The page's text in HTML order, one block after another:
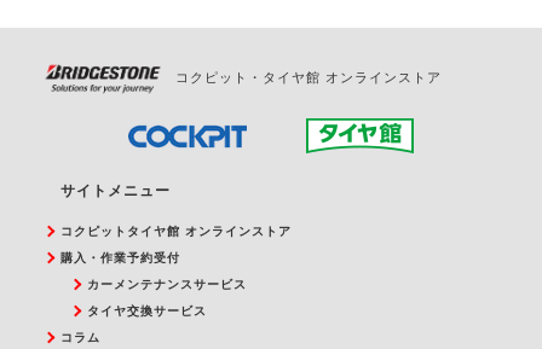
コクピット・タイヤ館 オンラインストア
サイトメニュー
コクピットタイヤ館 オンラインストア
購入・作業予約受付
カーメンテナンスサービス
タイヤ交換サービス
コラム